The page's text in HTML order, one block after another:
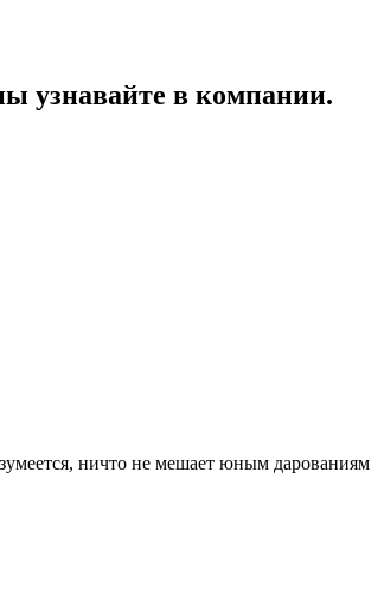
узнавайте в компании.
ничто не мешает юным дарованиям